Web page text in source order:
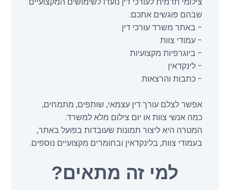
שבהם פוגשים אתכם:
- באתר משרד עורכי דין
- עמודי צוות
- ביוגרפיות מקצועיות
- לינקדאין
- כתבות והרצאות
אפשר לצלם עורך דין עצמאי, שותפים, מתמחים,
כמה אנשי צוות או יום צילום מלא למשרד.
המטרה היא ליצור תמונות שעובדות בפועל באתר,
בעמודי צוות, בלינקדאין ובחומרים מקצועיים נוספים.
למי זה מתאים?